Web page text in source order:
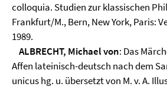
colloquia. Studien zur klassischen
Frankfurt/M., Bern, New York, Paris:
1989.
ALBRECHT, Michael von: Das
Affen lateinisch-deutsch nach dem
unicus hg. u. übersetzt von M. v. A.